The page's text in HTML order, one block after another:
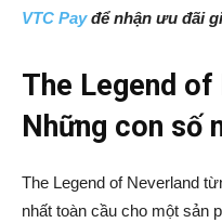
VTC Payđể nhận ưu đãi
The Legend
Những con số
The Legend of Neverland
nhất toàn cầu cho một sản